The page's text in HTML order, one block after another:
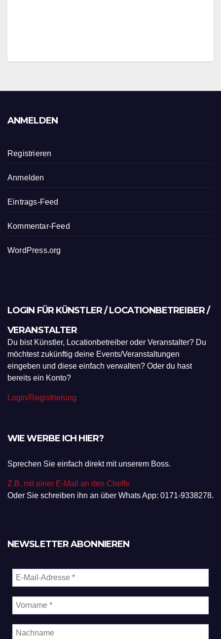
ANMELDEN
Registrieren
Anmelden
Eintrags-Feed
Kommentar-Feed
WordPress.org
LOGIN FÜR KÜNSTLER / LOCATIONBETREIBER /
VERANSTALTER
Du bist Künstler, Locationbetreiber oder Veranstalter? Du
möchtest zukünftig deine Events/Veranstaltungen
eingeben und diese einfach verwalten? Oder du hast
bereits ein Konto?
Login/Registrierung
WIE WERBE ICH HIER?
Sprechen Sie einfach direkt mit unserem Boss.
Z.B. mit einer E-Mail an den Cheffe
Oder Sie schreiben ihn an über Whats App: 0171-9338278.
NEWSLETTER ABONNIEREN